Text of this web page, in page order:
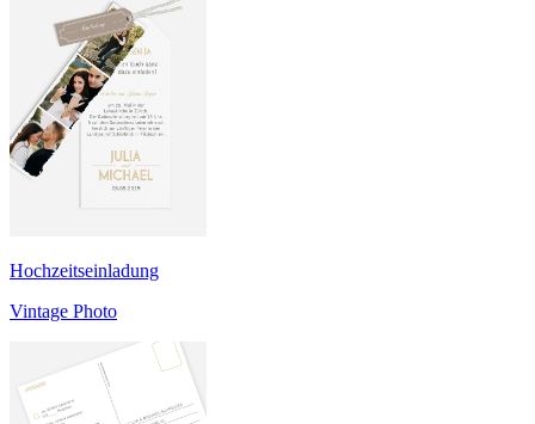
Hochzeitseinladung
Vintage Photo